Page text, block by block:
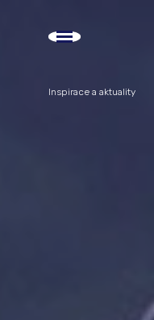
Inspirace a aktuality